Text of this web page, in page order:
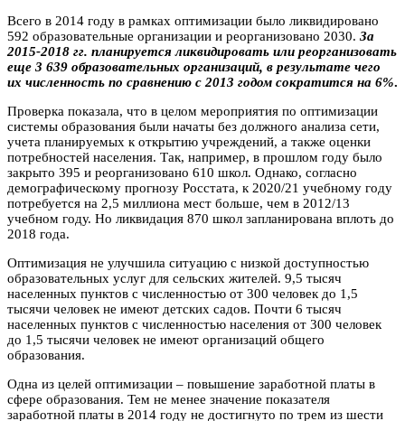
Всего в 2014 году в рамках оптимизации было ликвидировано
592 образовательные организации и реорганизовано 2030. За
2015-2018 гг. планируется ликвидировать или реорганизовать
еще 3 639 образовательных организаций, в результате чего
их численность по сравнению с 2013 годом сократится на 6%.
Проверка показала, что в целом мероприятия по оптимизации
системы образования были начаты без должного анализа сети,
учета планируемых к открытию учреждений, а также оценки
потребностей населения. Так, например, в прошлом году было
закрыто 395 и реорганизовано 610 школ. Однако, согласно
демографическому прогнозу Росстата, к 2020/21 учебному году
потребуется на 2,5 миллиона мест больше, чем в 2012/13
учебном году. Но ликвидация 870 школ запланирована вплоть до
2018 года.
Оптимизация не улучшила ситуацию с низкой доступностью
образовательных услуг для сельских жителей. 9,5 тысяч
населенных пунктов с численностью от 300 человек до 1,5
тысячи человек не имеют детских садов. Почти 6 тысяч
населенных пунктов с численностью населения от 300 человек
до 1,5 тысячи человек не имеют организаций общего
образования.
Одна из целей оптимизации – повышение заработной платы в
сфере образования. Тем не менее значение показателя
заработной платы в 2014 году не достигнуто по трем из шести